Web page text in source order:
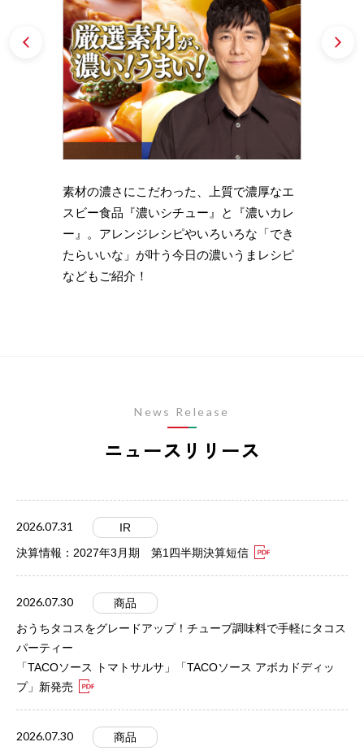
素材の濃さにこだわった、上質で濃厚なエ
スビー食品『濃いシチュー』と『濃いカレ
ー』。アレンジレシピやいろいろな「でき
たらいいな」が叶う今日の濃いうまレシピ
などもご紹介！
Prev
ニュースリリース
News Release
2026.07.31
IR
決算情報：2027年3月期 第1四半期決算短信
2026.07.30
商品
おうちタコスをグレードアップ！チューブ調味料で手軽にタコス
パーティー
「TACOソース トマトサルサ」「TACOソース アボカドディッ
プ」新発売
2026.07.30
商品